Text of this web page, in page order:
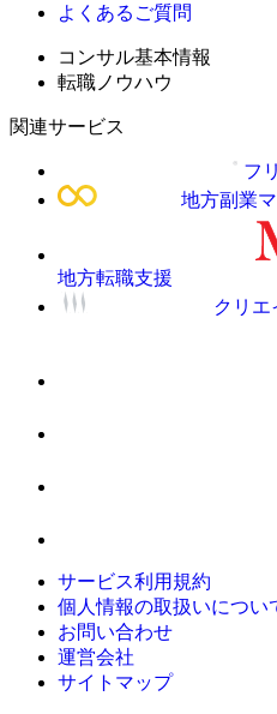
よくあるご質問
コンサル基本情報
転職ノウハウ
関連サービス
フ
地方副業
地方転職支援
クリ
サービス利用規約
個人情報の取扱いについ
お問い合わせ
運営会社
サイトマップ